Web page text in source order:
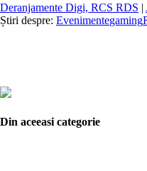
Deranjamente Digi, RCS RDS |
Știri despre: Evenimentegaming
Din aceeasi categorie